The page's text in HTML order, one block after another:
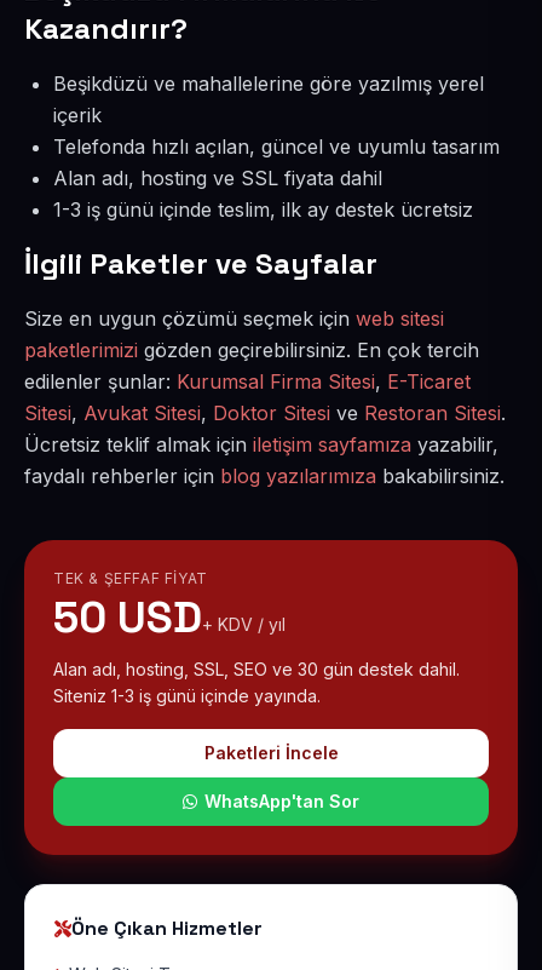
Kazandırır?
Beşikdüzü ve mahallelerine göre yazılmış yerel
içerik
Telefonda hızlı açılan, güncel ve uyumlu tasarım
Alan adı, hosting ve SSL fiyata dahil
1-3 iş günü içinde teslim, ilk ay destek ücretsiz
İlgili Paketler ve Sayfalar
Size en uygun çözümü seçmek için web sitesi
paketlerimizi gözden geçirebilirsiniz. En çok tercih
edilenler şunlar: Kurumsal Firma Sitesi, E-Ticaret
Sitesi, Avukat Sitesi, Doktor Sitesi ve Restoran Sitesi.
Ücretsiz teklif almak için iletişim sayfamıza yazabilir,
faydalı rehberler için blog yazılarımıza bakabilirsiniz.
TEK & ŞEFFAF FIYAT
50 USD+ KDV / yıl
Alan adı, hosting, SSL, SEO ve 30 gün destek dahil.
Siteniz 1-3 iş günü içinde yayında.
Paketleri İncele
WhatsApp'tan Sor
Öne Çıkan Hizmetler